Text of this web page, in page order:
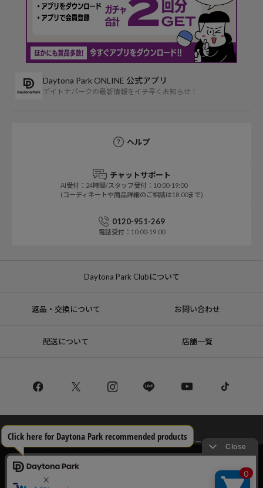
Daytona Park ONLINE 公式アプリ
デイトナパークの最新情報をイチ早くお知らせ！
ヘルプ
チャットサポート
AI受付：24時間/スタッフ受付：10:00-19:00
(コーディネートや商品詳細のご相談は18:00まで)
0120-951-269
電話受付：10:00-19:00
Daytona Park Clubについて
返品・交換について お問い合わせ
配送について 店舗一覧
コーポレートサイト リクルート
サステナブルマークについて
プライバシーポリシー
特定商取引法・古物営業法に基づく表記
当サイトでは利用体験の向上およびコンテンツの最適な提供、トラフィック
の分析を目的としてCookieを使用しています。